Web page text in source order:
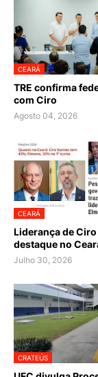
CEARÁ
TRE confirma
com Ciro
Agosto 04, 2026
CEARÁ
Liderança de Ciro
destaque no
Julho 30, 2026
CRATEÚS